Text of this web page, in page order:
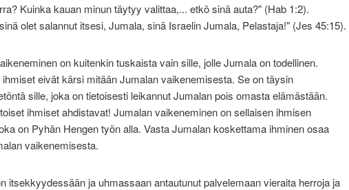
Kuinka kauan minun täytyy valittaa,... etkö sinä auta?" (Hab 1:2).
olet salannut itsesi, Jumala, sinä Israelin Jumala, Pelastaja!" (Jes 45:15).
on kuitenkin tuskaista vain sille, jolle Jumala on todellinen.
eivät kärsi mitään Jumalan vaikenemisesta. Se on täysin
sille, joka on tietoisesti leikannut Jumalan pois omasta elämästään.
ihmiset ahdistavat! Jumalan vaikeneminen on sellaisen ihmisen
on Pyhän Hengen työn alla. Vasta Jumalan koskettama ihminen osaa
vaikenemisesta.
itsekkyydessään ja uhmassaan antautunut palvelemaan vieraita herroja ja